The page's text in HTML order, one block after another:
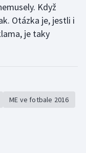
Když
Otázka je, jestli i
je taky
ME ve fotbale 2016